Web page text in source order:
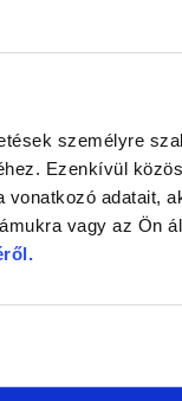
személyre
Ezenkívül
adatait,
vagy az Ön
.
Fotók:VAS